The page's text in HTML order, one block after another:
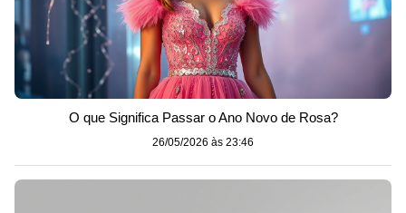
O que Significa Passar o Ano Novo de Rosa?
26/05/2026 às 23:46